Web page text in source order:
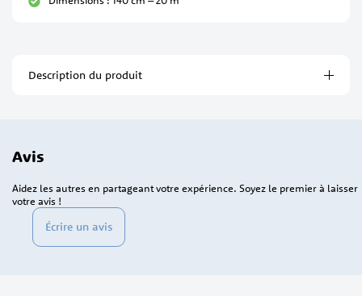
Description du produit
Avis
Écrire un avis
Aidez les autres en partageant votre expérience. Soyez le premier à laisser
votre avis !